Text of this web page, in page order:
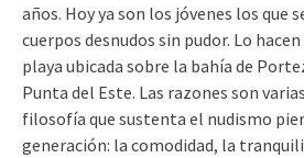
años. Hoy ya son los jóvenes los que
cuerpos desnudos sin pudor. Lo
playa ubicada sobre la bahía de
Punta del Este. Las razones son
filosofía que sustenta el nudismo
generación: la comodidad, la